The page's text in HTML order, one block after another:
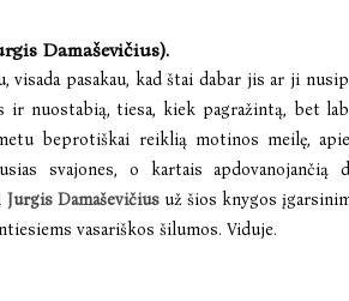
Damaševičius).
pasakau, kad štai dabar jis ar ji
nuostabią, tiesa, kiek pagražintą, bet
beprotiškai reiklią motinos meilę,
svajones, o kartais apdovanojančią
Jurgis Damaševičius už šios knygos
vasariškos šilumos. Viduje.